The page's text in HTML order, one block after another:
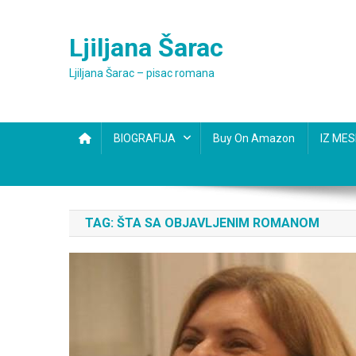
Ljiljana Šarac
Ljiljana Šarac – pisac romana
BIOGRAFIJA Buy On Amazon IZ
TAG: ŠTA SA OBJAVLJENIM ROMANOM